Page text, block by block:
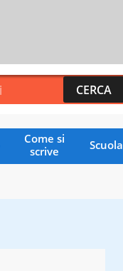
Come si
scrive
Scuola